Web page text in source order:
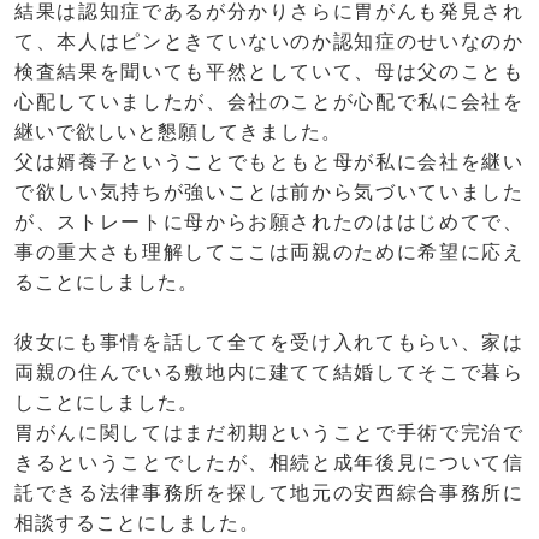
結果は認知症であるが分かりさらに胃がんも発見され
て、本人はピンときていないのか認知症のせいなのか
検査結果を聞いても平然としていて、母は父のことも
心配していましたが、会社のことが心配で私に会社を
継いで欲しいと懇願してきました。
父は婿養子ということでもともと母が私に会社を継い
で欲しい気持ちが強いことは前から気づいていました
が、ストレートに母からお願されたのははじめてで、
事の重大さも理解してここは両親のために希望に応え
ることにしました。
彼女にも事情を話して全てを受け入れてもらい、家は
両親の住んでいる敷地内に建てて結婚してそこで暮ら
しことにしました。
胃がんに関してはまだ初期ということで手術で完治で
きるということでしたが、相続と成年後見について信
託できる法律事務所を探して地元の安西綜合事務所に
相談することにしました。